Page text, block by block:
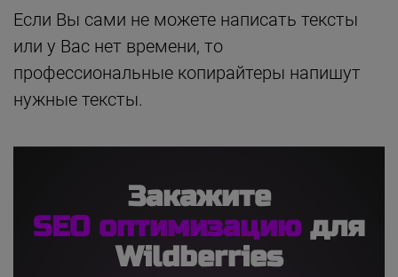
Если Вы сами не можете написать тексты
или у Вас нет времени, то
профессиональные копирайтеры напишут
нужные тексты.
Закажите
SEO оптимизациюдля
Wildberries